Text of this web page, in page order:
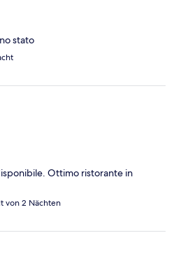
stato
Ottimo ristorante in
von 2 Nächten